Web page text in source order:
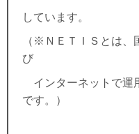
しています。
（※ＮＥＴＩＳとは、
び
インターネットで運
です。）